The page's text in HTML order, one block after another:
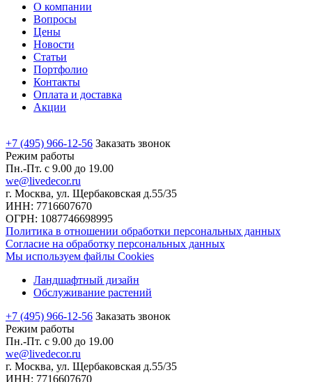
О компании
Вопросы
Цены
Новости
Статьи
Портфолио
Контакты
Оплата и доставка
Акции
+7 (495) 966-12-56 Заказать звонок
Режим работы
Пн.-Пт. с 9.00 до 19.00
we@livedecor.ru
г. Москва, ул. Щербаковская д.55/35
ИНН: 7716607670
ОГРН: 1087746698995
Политика в отношении обработки персональных данных
Согласие на обработку персональных данных
Мы используем файлы Cookies
Ландшафтный дизайн
Обслуживание растений
+7 (495) 966-12-56 Заказать звонок
Режим работы
Пн.-Пт. с 9.00 до 19.00
we@livedecor.ru
г. Москва, ул. Щербаковская д.55/35
ИНН: 7716607670